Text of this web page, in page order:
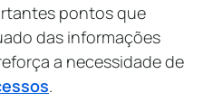
pontos que
das informações
a necessidade de
.